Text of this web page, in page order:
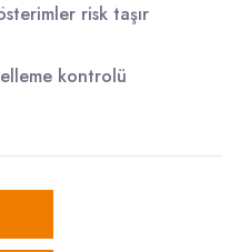
risk taşır
kontrolü